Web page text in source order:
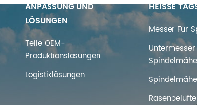
ANPASSUNG UND
LÖSUNGEN
Teile OEM-
Produktionslösungen
Logistiklösungen
HEISSE
Messer Für
Untermesser